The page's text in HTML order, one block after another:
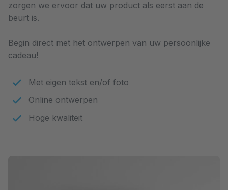
zorgen we ervoor dat uw product als eerst aan de
beurt is.
Begin direct met het ontwerpen van uw persoonlijke
cadeau!
Met eigen tekst en/of foto
Online ontwerpen
Hoge kwaliteit